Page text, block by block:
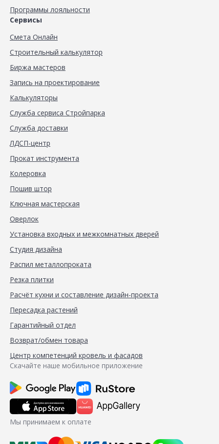
Программы лояльности
Сервисы
Смета Онлайн
Строительный калькулятор
Биржа мастеров
Запись на проектирование
Калькуляторы
Служба сервиса Стройпарка
Служба доставки
ЛДСП-центр
Прокат инструмента
Колеровка
Пошив штор
Ключная мастерская
Оверлок
Установка входных и межкомнатных дверей
Студия дизайна
Распил металлопроката
Резка плитки
Расчёт кухни и составление дизайн-проекта
Пересадка растений
Гарантийный отдел
Возврат/обмен товара
Центр компетенций кровель и фасадов
Скачайте наше мобильное приложение
Мы принимаем к оплате